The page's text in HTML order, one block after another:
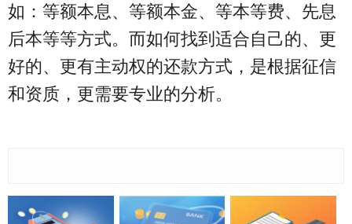
如：等额本息、等额本金、等本等费、先息
后本等等方式。而如何找到适合自己的、更
好的、更有主动权的还款方式，是根据征信
和资质，更需要专业的分析。